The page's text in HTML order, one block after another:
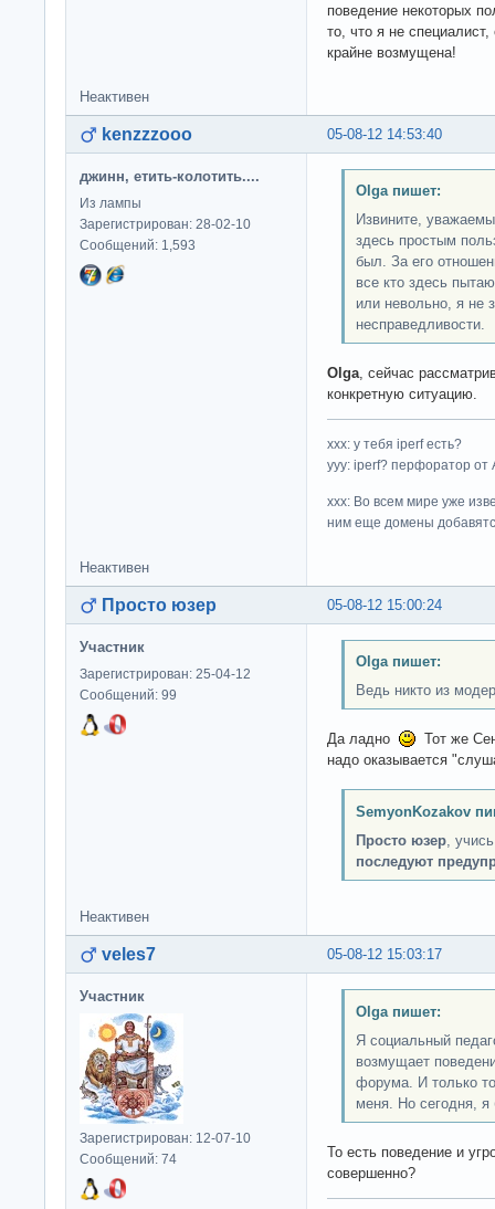
поведение некоторых
то, что я не
крайне возмущена!
Неактивен
05-08-12 14:53:40
kenzzzooo
джинн, етить-колотить....
Из лампы
Зарегистрирован: 28-02-10
Сообщений: 1,593
Olga пишет:
Извините,
здесь простым
был. За его
все кто здесь
или невольно, я не
несправедливости.
Olga, сейчас
конкретную ситуацию.
ххх: у тебя iperf есть?
yyy: iperf? перфоратор от
xxx: Во всем мире уже
ним еще домены
Неактивен
05-08-12 15:00:24
Просто юзер
Участник
Зарегистрирован: 25-04-12
Сообщений: 99
Olga пишет:
Ведь никто из
Да ладно
Тот же
надо оказывается
SemyonKozakov
Просто юзер,
последуют
Неактивен
05-08-12 15:03:17
veles7
Участник
Зарегистрирован: 12-07-10
Сообщений: 74
Olga пишет:
Я социальный
возмущает
форума. И только
меня. Но сегодня,
То есть поведение и
совершенно?